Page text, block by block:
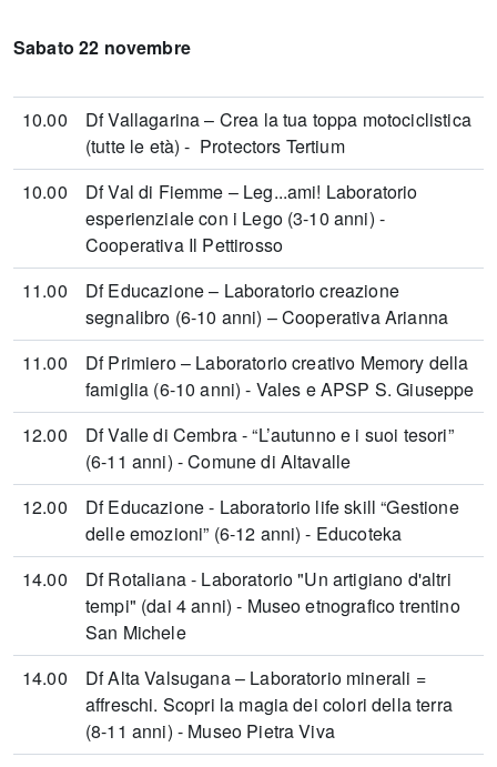
Sabato 22 novembre
10.00
Df Vallagarina – Crea la tua toppa motociclistica
(tutte le età) - Protectors Tertium
10.00
Df Val di Fiemme – Leg...ami! Laboratorio
esperienziale con i Lego (3-10 anni) -
Cooperativa Il Pettirosso
11.00
Df Educazione – Laboratorio creazione
segnalibro (6-10 anni) – Cooperativa Arianna
11.00
Df Primiero – Laboratorio creativo Memory della
famiglia (6-10 anni) - Vales e APSP S. Giuseppe
12.00
Df Valle di Cembra - “L’autunno e i suoi tesori”
(6-11 anni) - Comune di Altavalle
12.00
Df Educazione - Laboratorio life skill “Gestione
delle emozioni” (6-12 anni) - Educoteka
14.00
Df Rotaliana - Laboratorio "Un artigiano d'altri
tempi" (dai 4 anni) - Museo etnografico trentino
San Michele
14.00
Df Alta Valsugana – Laboratorio minerali =
affreschi. Scopri la magia dei colori della terra
(8-11 anni) - Museo Pietra Viva